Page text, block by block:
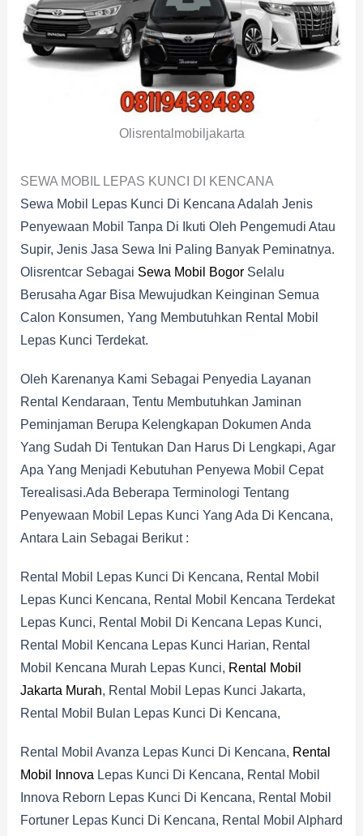
Olisrentalmobiljakarta
SEWA MOBIL LEPAS KUNCI DI KENCANA
Sewa Mobil Lepas Kunci Di Kencana Adalah Jenis
Penyewaan Mobil Tanpa Di Ikuti Oleh Pengemudi Atau
Supir, Jenis Jasa Sewa Ini Paling Banyak Peminatnya.
Olisrentcar Sebagai Sewa Mobil BogorSelalu
Berusaha Agar Bisa Mewujudkan Keinginan Semua
Calon Konsumen, Yang Membutuhkan Rental Mobil
Lepas Kunci Terdekat.
Oleh Karenanya Kami Sebagai Penyedia Layanan
Rental Kendaraan, Tentu Membutuhkan Jaminan
Peminjaman Berupa Kelengkapan Dokumen Anda
Yang Sudah Di Tentukan Dan Harus Di Lengkapi, Agar
Apa Yang Menjadi Kebutuhan Penyewa Mobil Cepat
Terealisasi.Ada Beberapa Terminologi Tentang
Penyewaan Mobil Lepas Kunci Yang Ada Di Kencana,
Antara Lain Sebagai Berikut :
Rental Mobil Lepas Kunci Di Kencana, Rental Mobil
Lepas Kunci Kencana, Rental Mobil Kencana Terdekat
Lepas Kunci, Rental Mobil Di Kencana Lepas Kunci,
Rental Mobil Kencana Lepas Kunci Harian, Rental
Mobil Kencana Murah Lepas Kunci, Rental Mobil
Jakarta Murah, Rental Mobil Lepas Kunci Jakarta,
Rental Mobil Bulan Lepas Kunci Di Kencana,
Rental Mobil Avanza Lepas Kunci Di Kencana, Rental
Mobil Innova Lepas Kunci Di Kencana, Rental Mobil
Innova Reborn Lepas Kunci Di Kencana, Rental Mobil
Fortuner Lepas Kunci Di Kencana, Rental Mobil Alphard